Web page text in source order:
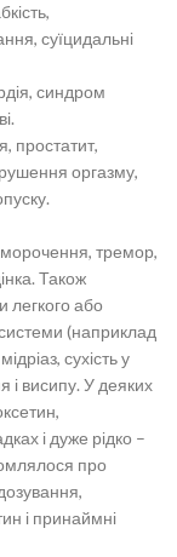
суїцидальні
синдром
простатит,
оргазму,
тремор,
Також
легкого або
системи (наприклад
сухість у
і висипу. У деяких
і дуже рідко –
про
і принаймні